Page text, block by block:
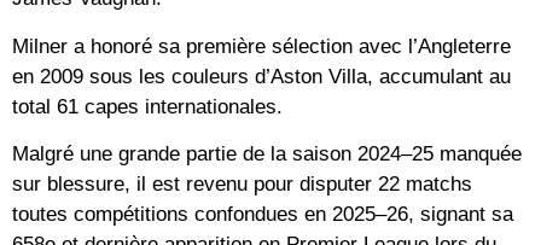
Milner a honoré sa première sélection avec l’Angleterre
en 2009 sous les couleurs d’Aston Villa, accumulant au
total 61 capes internationales.
Malgré une grande partie de la saison 2024–25 manquée
sur blessure, il est revenu pour disputer 22 matchs
toutes compétitions confondues en 2025–26, signant sa